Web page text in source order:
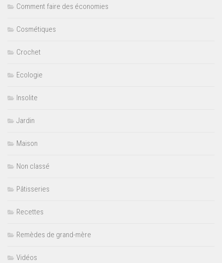
Comment faire des économies
Cosmétiques
Crochet
Ecologie
Insolite
Jardin
Maison
Non classé
Pâtisseries
Recettes
Remèdes de grand-mère
Vidéos